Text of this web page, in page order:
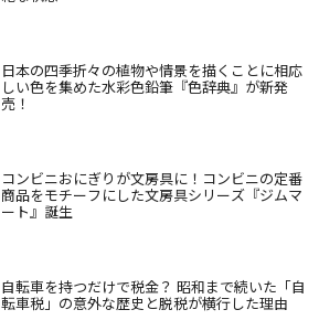
日本の四季折々の植物や情景を描くことに相応
しい色を集めた水彩色鉛筆『色辞典』が新発
売！
コンビニおにぎりが文房具に！コンビニの定番
商品をモチーフにした文房具シリーズ『ジムマ
ート』誕生
自転車を持つだけで税金？ 昭和まで続いた「自
転車税」の意外な歴史と脱税が横行した理由